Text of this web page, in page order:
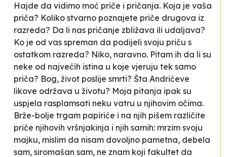
Hajde da vidimo moć priče i pričanja. Koja je vaša
priča? Koliko stvarno poznajete priče drugova iz
razreda? Da li nas pričanje zbližava ili udaljava?
Ko je od vas spreman da podijeli svoju priču s
ostatkom razreda? Niko, naravno. Pitam ih da li su
neke od najvećih istina u koje vjeruju tek samo
priča? Bog, život poslije smrti? Šta Andrićeve
likove održava u životu? Moja pitanja ipak su
uspjela rasplamsati neku vatru u njihovim očima.
Brže-bolje trgam papiriće i na njih pišem različite
priče njihovih vršnjakinja i njih samih: mrzim svoju
majku, mislim da nisam dovoljno pametna, debela
sam, siromašan sam, ne znam koji fakultet da